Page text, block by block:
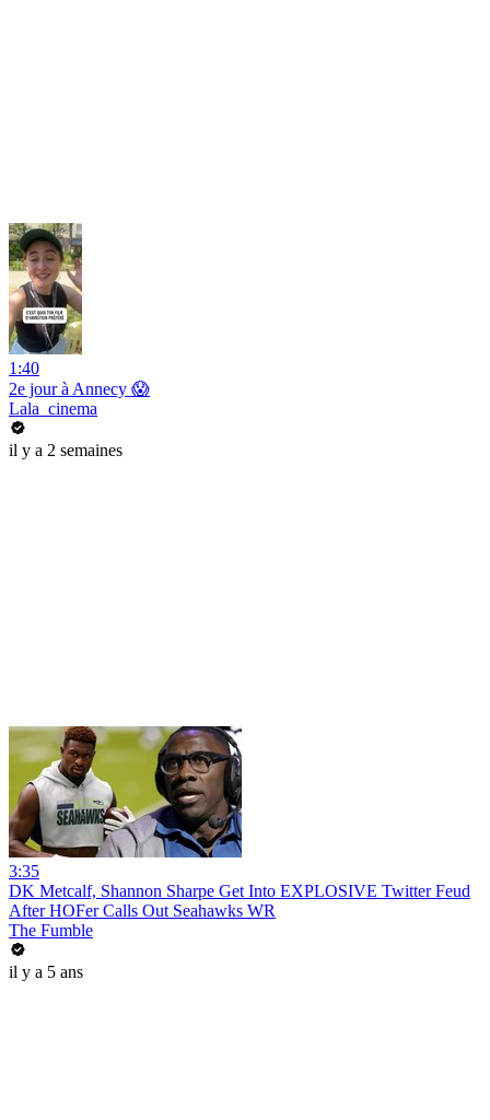
1:40
2e jour à Annecy 😱
Lala_cinema
il y a 2 semaines
3:35
DK Metcalf, Shannon Sharpe Get Into EXPLOSIVE Twitter Feud
After HOFer Calls Out Seahawks WR
The Fumble
il y a 5 ans